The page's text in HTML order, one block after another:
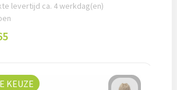
bedrukken
levertijd ca. 4 werkdag(en)
KEUZE